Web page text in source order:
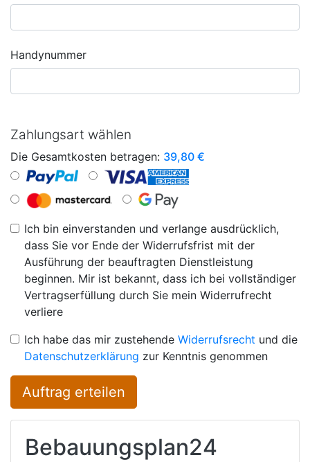
Handynummer
Zahlungsart wählen
Die Gesamtkosten betragen: 39,80 €
Ich bin einverstanden und verlange ausdrücklich,
dass Sie vor Ende der Widerrufsfrist mit der
Ausführung der beauftragten Dienstleistung
beginnen. Mir ist bekannt, dass ich bei vollständiger
Vertragserfüllung durch Sie mein Widerrufrecht
verliere
Ich habe das mir zustehende Widerrufsrecht und die
Datenschutzerklärung zur Kenntnis genommen
Auftrag erteilen
Bebauungsplan24